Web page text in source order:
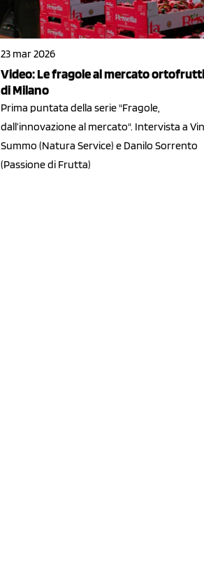
23 mar 2026
Video: Le fragole al mercato
di Milano
Prima puntata della serie "Fragole,
dall’innovazione al mercato". Intervista a
Summo (Natura Service) e Danilo Sorrento
(Passione di Frutta)